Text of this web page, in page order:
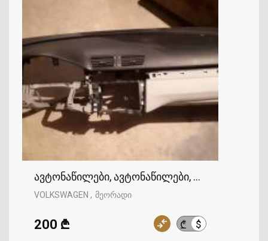
ავტონაწილები, ავტონაწილები, VOLKSWAGEN
VOLKSWAGEN მეორადი
₾ $
200 ₾